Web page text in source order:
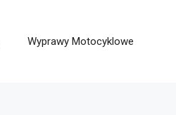
Wyprawy Motocyklowe